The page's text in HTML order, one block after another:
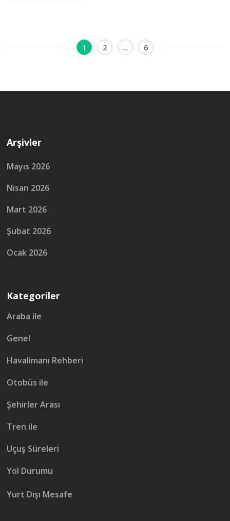
Yazı
Sayfa
1 Sayfa
2 … Sayfa
6
Arşivler
Mayıs 2026
Nisan 2026
Mart 2026
Şubat 2026
Ocak 2026
Kategoriler
Araba ile
Genel
Havalimanı Rehberi
Otobüs ile
Şehirler Arası
Tren ile
Uçuş Süreleri
Yol Durumu
Yurt Dışı Mesafe